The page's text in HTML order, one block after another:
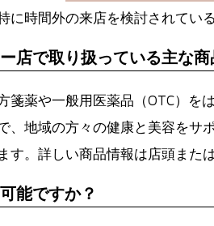
に時間外の来店を検討されてい
店で取り扱っている主な商
箋薬や一般用医薬品（OTC）を
、地域の方々の健康と美容をサ
す。詳しい商品情報は店頭また
能ですか？